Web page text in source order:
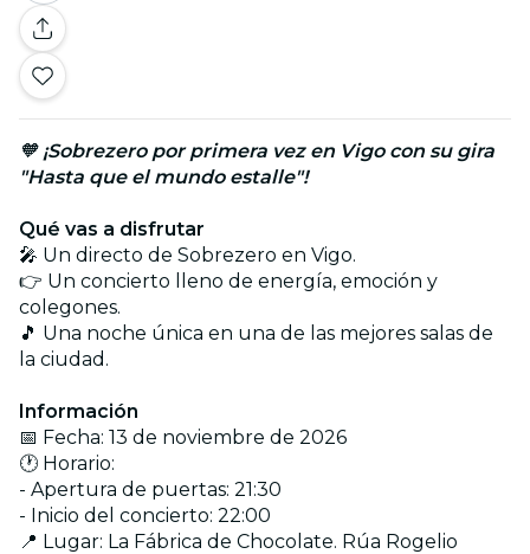
🧡¡Sobrezero por primera vez en Vigo con su gira
"Hasta que el mundo estalle"!
Qué vas a disfrutar
🎤 Un directo de Sobrezero en Vigo.
👉 Un concierto lleno de energía, emoción y
colegones.
🎵 Una noche única en una de las mejores salas de
la ciudad.
Información
📅 Fecha: 13 de noviembre de 2026
🕐 Horario:
- Apertura de puertas: 21:30
- Inicio del concierto: 22:00
📍 Lugar: La Fábrica de Chocolate. Rúa Rogelio